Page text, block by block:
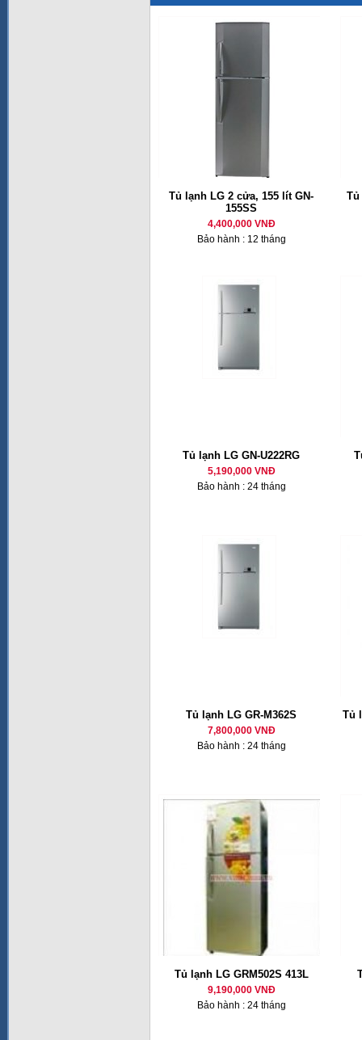
Tủ lạnh LG 2 cửa, 155 lít GN-
155SS
4,400,000 VNĐ
Bảo hành : 12 tháng
Tủ
Tủ lạnh LG GN-U222RG
5,190,000 VNĐ
Bảo hành : 24 tháng
Tủ lạnh LG GR-M362S
7,800,000 VNĐ
Bảo hành : 24 tháng
Tủ
Tủ lạnh LG GRM502S 413L
9,190,000 VNĐ
Bảo hành : 24 tháng